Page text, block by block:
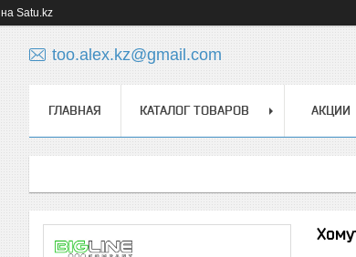
на Satu.kz
too.alex.kz@gmail.com
ГЛАВНАЯ КАТАЛОГ ТОВАРОВ АКЦИИ